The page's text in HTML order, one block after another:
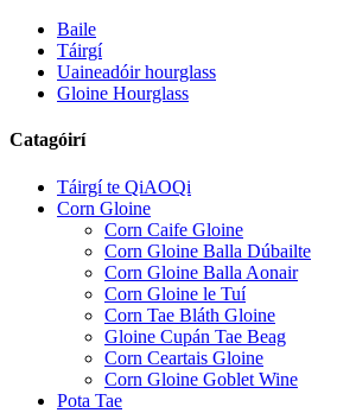
Baile
Táirgí
Uaineadóir hourglass
Gloine Hourglass
Catagóirí
Táirgí te QiAOQi
Corn Gloine
Corn Caife Gloine
Corn Gloine Balla Dúbailte
Corn Gloine Balla Aonair
Corn Gloine le Tuí
Corn Tae Bláth Gloine
Gloine Cupán Tae Beag
Corn Ceartais Gloine
Corn Gloine Goblet Wine
Pota Tae